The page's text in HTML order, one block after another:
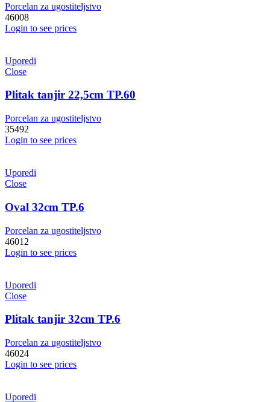
Porcelan za ugostiteljstvo
46008
Login to see prices
Uporedi
Close
Plitak tanjir 22,5cm TP.60
Porcelan za ugostiteljstvo
35492
Login to see prices
Uporedi
Close
Oval 32cm TP.6
Porcelan za ugostiteljstvo
46012
Login to see prices
Uporedi
Close
Plitak tanjir 32cm TP.6
Porcelan za ugostiteljstvo
46024
Login to see prices
Uporedi